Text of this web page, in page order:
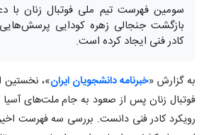
سومین فهرست تیم ملی فوتبال زنان با
بازگشت جنجالی زهره کودایی پرسش‌هایی
کادر فنی ایجاد کرده است.
به گزارش «خبرنامه دانشجویان ایران»، نخستین
رویکرد کادر فنی دانست. بررسی سه فهرست